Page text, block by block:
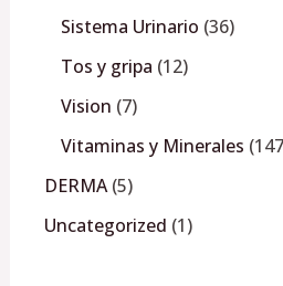
Sistema Urinario 36
Tos y gripa 12
Vision 7
Vitaminas y Minerales 147
DERMA 5
Uncategorized 1